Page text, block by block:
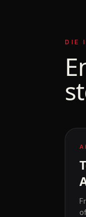
DIE